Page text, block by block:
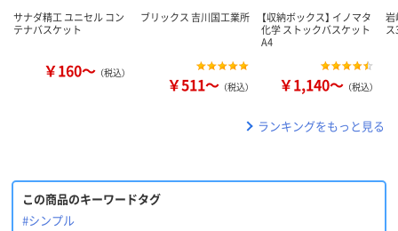
サナダ精工 ユニセル コン
テナバスケット
￥160～ （税込）
ブリックス 吉川国工業所
￥511～ （税込）
【収納ボックス】 イノマタ
化学 ストックバスケット
A4
￥1,140～ （税込）
ランキングをもっと見る
この商品のキーワードタグ
#シンプル